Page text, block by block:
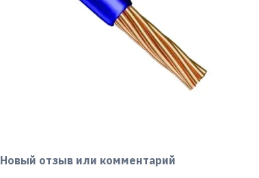
Новый отзыв или комментарий